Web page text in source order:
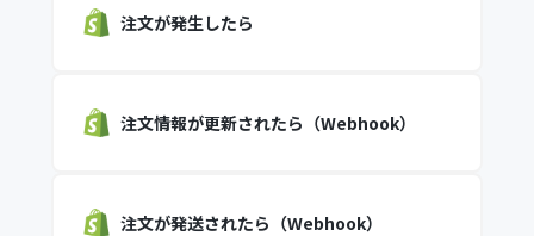
注文が発生したら
注文情報が更新されたら（Webhook）
注文が発送されたら（Webhook）